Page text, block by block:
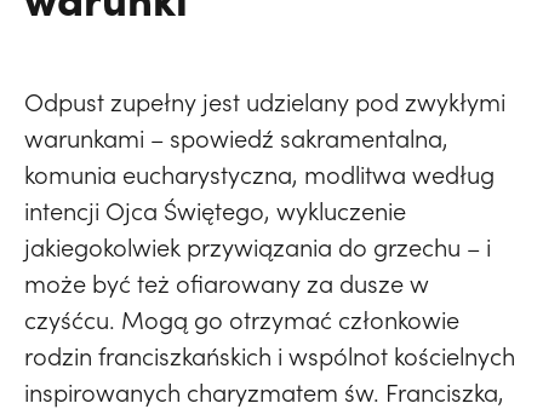
Odpust zupełny jest udzielany pod zwykłymi
warunkami – spowiedź sakramentalna,
komunia eucharystyczna, modlitwa według
intencji Ojca Świętego, wykluczenie
jakiegokolwiek przywiązania do grzechu – i
może być też ofiarowany za dusze w
czyśćcu. Mogą go otrzymać członkowie
rodzin franciszkańskich i wspólnot kościelnych
inspirowanych charyzmatem św. Franciszka,